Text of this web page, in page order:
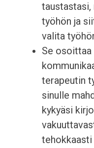
työhön ja
valita
Se
terapeutin
sinulle
kykyäsi
tehokkaasti